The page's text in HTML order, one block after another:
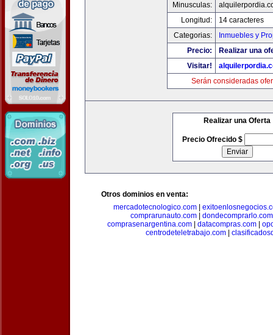
Minusculas:
Longitud:
14 caracteres
Categorias:
Inmuebles y
Precio:
Realizar una
Visitar!
Serán consideradas
Realizar una Oferta
Precio Ofrecido $
Otros dominios en venta:
mercadotecnologico.com
comprarunauto.com| dondecomprarlo.com
comprasenargentina.com| datacompras.com|
centrodeteletrabajo.com|